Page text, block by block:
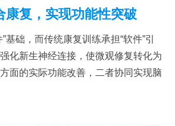
康复，实现功能性突破
基础，而传统康复训练承担“软件”引
化新生神经连接，使微观修复转化为
面的实际功能改善，二者协同实现脑